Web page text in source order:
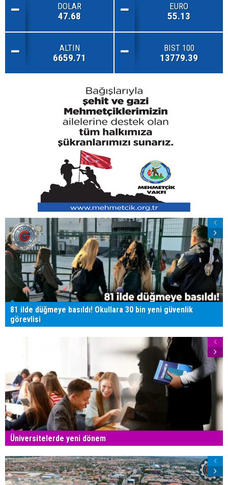
DOLAR
47.68
EURO
55.13
ALTIN
6659.71
BIST 100
13779.39
81 ilde düğmeye basıldı! Okullara 30 bin yeni güvenlik
görevlisi
Üniversitelerde yeni dönem